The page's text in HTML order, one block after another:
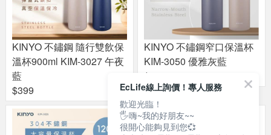
KINYO 不鏽鋼 隨行雙飲保
溫杯900ml KIM-3027 午夜
藍
$399
KINYO 不鏽鋼窄口保溫杯
KIM-3050 優雅灰藍
$299
EcLife線上詢價！專人服務
歡迎光臨！
🖐嗨~我的好朋友~~
很開心能夠見到您💞